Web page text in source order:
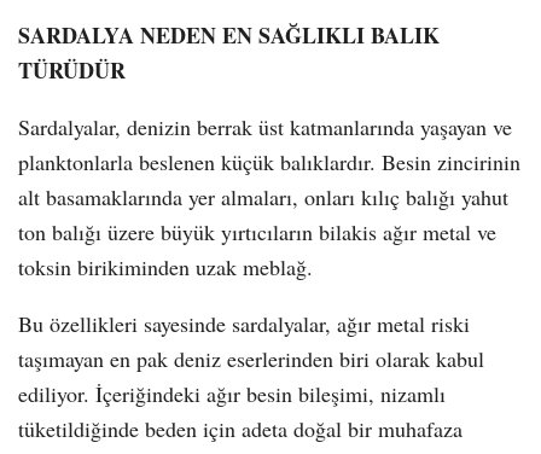
SARDALYA NEDEN EN SAĞLIKLI BALIK
TÜRÜDÜR
Sardalyalar, denizin berrak üst katmanlarında yaşayan ve
planktonlarla beslenen küçük balıklardır. Besin zincirinin
alt basamaklarında yer almaları, onları kılıç balığı yahut
ton balığı üzere büyük yırtıcıların bilakis ağır metal ve
toksin birikiminden uzak meblağ.
Bu özellikleri sayesinde sardalyalar, ağır metal riski
taşımayan en pak deniz eserlerinden biri olarak kabul
ediliyor. İçeriğindeki ağır besin bileşimi, nizamlı
tüketildiğinde beden için adeta doğal bir muhafaza